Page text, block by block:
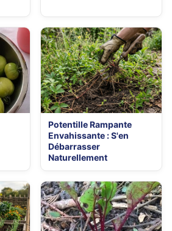
Potentille Rampante
Envahissante : S'en
Débarrasser
Naturellement